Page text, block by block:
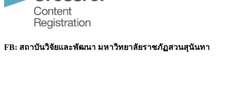
FB: สถาบันวิจัยและพัฒนา มหาวิทยาลัยราชภัฏสวนสุนันทา